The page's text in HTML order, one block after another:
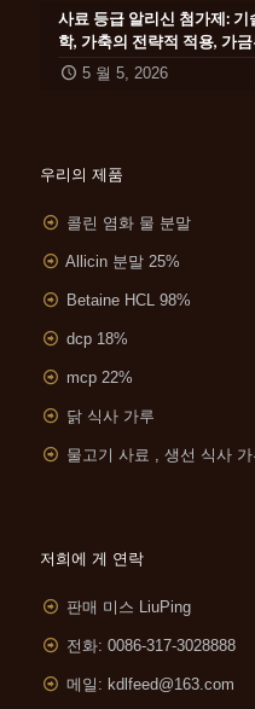
사료 등급 알리신 첨가제: 기
학, 가축의 전략적 적용, 가
5 월 5, 2026
우리의 제품
콜린 염화 물 분말
Allicin 분말 25%
Betaine HCL 98%
dcp 18%
mcp 22%
닭 식사 가루
물고기 사료 , 생선 식사 가
저희에 게 연락
판매 미스 LiuPing
전화: 0086-317-3028888
메일: kdlfeed@163.com